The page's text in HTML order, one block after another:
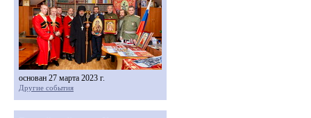
основан 27 марта 2023 г.
Другие события